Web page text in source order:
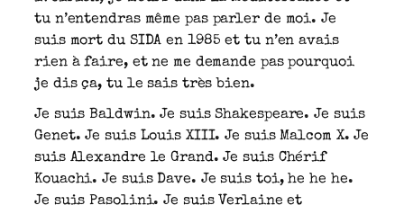
tu n’entendras même pas parler de moi. Je
suis mort du SIDA en 1985 et tu n’en avais
rien à faire, et ne me demande pas pourquoi
je dis ça, tu le sais très bien.
Je suis Baldwin. Je suis Shakespeare. Je suis
Genet. Je suis Louis XIII. Je suis Malcom X. Je
suis Alexandre le Grand. Je suis Chérif
Kouachi. Je suis Dave. Je suis toi, he he he.
Je suis Pasolini. Je suis Verlaine et